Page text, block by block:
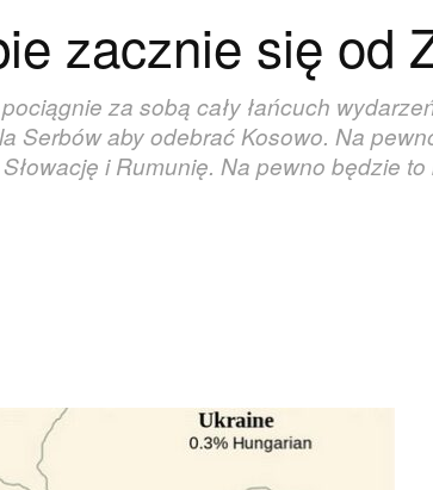
zacznie się od
za sobą cały łańcuch
Serbów aby odebrać Kosowo. Na
i Rumunię. Na pewno będzie